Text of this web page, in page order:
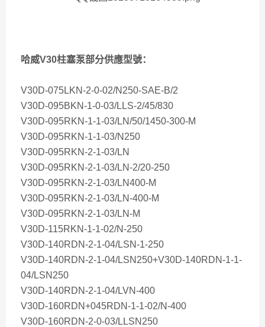
哈威V30柱塞泵部分供應型號：
V30D-075LKN-2-0-02/N250-SAE-B/2
V30D-095BKN-1-0-03/LLS-2/45/830
V30D-095RKN-1-1-03/LN/50/1450-300-M
V30D-095RKN-1-1-03/N250
V30D-095RKN-2-1-03/LN
V30D-095RKN-2-1-03/LN-2/20-250
V30D-095RKN-2-1-03/LN400-M
V30D-095RKN-2-1-03/LN-400-M
V30D-095RKN-2-1-03/LN-M
V30D-115RKN-1-1-02/N-250
V30D-140RDN-2-1-04/LSN-1-250
V30D-140RDN-2-1-04/LSN250+V30D-140RDN-1-1-
04/LSN250
V30D-140RDN-2-1-04/LVN-400
V30D-160RDN+045RDN-1-1-02/N-400
V30D-160RDN-2-0-03/LLSN250